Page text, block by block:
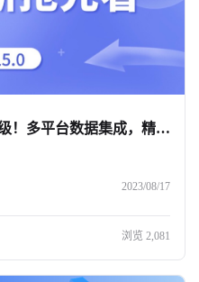
「炼丹炉」概念洞察全新升级！多平台数据集成，精准验证未知市场趋势
2023/08/17
浏览 2,081